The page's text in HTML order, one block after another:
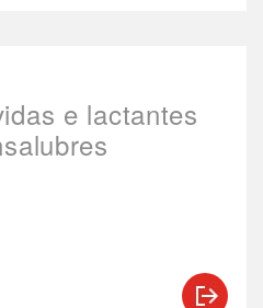
e lactantes